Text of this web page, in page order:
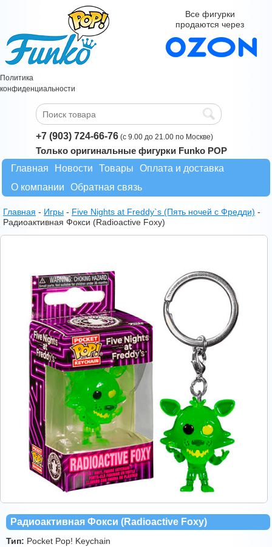
Политика
конфиденциальности
Все фигурки
продаются через
+7 (903) 724-66-76 (с 9.00 до 21.00 по Москве)
Только оригинальные фигурки Funko POP
Главная
Новости Товары
Оплата и доставка
О компании
Обратная связь
Главная - Игры - Five Nights at Freddy`s (Пять ночей с Фредди) -
Радиоактивная Фокси (Radioactive Foxy)
Радиоактивная Фокси (Radioactive Foxy)
Тип: Pocket Pop! Keychain